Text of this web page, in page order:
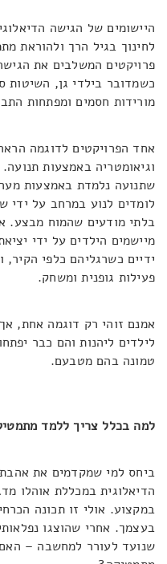
היישומים של הגישה
לחינוך בגיל הרך ולהוראת
פרויקטים המשלבים את
כשמדובר בילדי גן, השיטות
מורידות חסמים ומפתחות
אחד הפרויקטים לדוגמה
וגיאומטריה באמצעות
שתנועה נלמדת באמצעות
לומדים לנוע במרחב על ידי
בלתי מודעים שהמוח מבצע.
מיישמים הילדים על ידי
ידיים כשרגליהם כלפי
פעילות גופנית ומשחק.
אמנם זוהי רק דוגמה אחת,
לילדים ליהנות והם כבר
טמונה בהם מטבעם.
למה בכלל צריך ללמד
ביחס למי שמקדמים את
הדיאלוגית במכללת אוהלו
במקצוע. אולי זו תכונה
בעצמך. אחרי שהוצגו
שנועד לעורר למחשבה – האם